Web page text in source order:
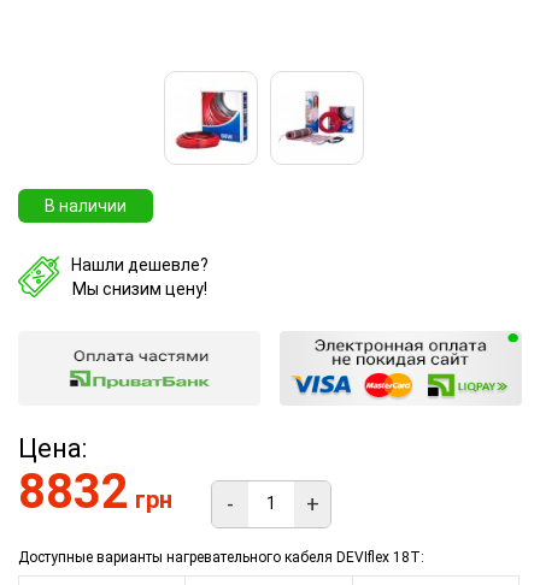
В наличии
Нашли дешевле?
Мы снизим цену!
Цена:
8832 грн - +
Доступные варианты нагревательного кабеля DEVIflex 18T: